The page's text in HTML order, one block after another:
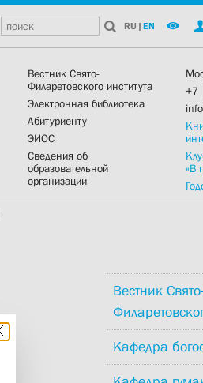
RU | EN
Вестник Свято-
Филаретовского института
Электронная библиотека
Абитуриенту
ЭИОС
Сведения об
образовательной
организации
+7
«В
Вестник
Кафедра